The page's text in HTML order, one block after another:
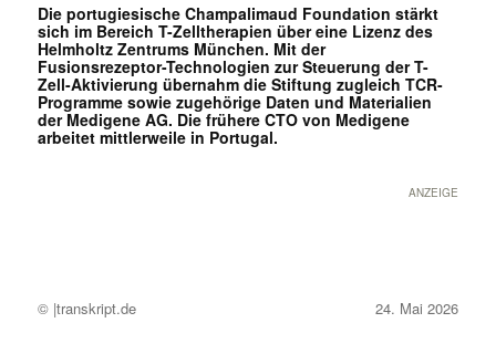
Die portugiesische Champalimaud Foundation stärkt
sich im Bereich T-Zelltherapien über eine Lizenz des
Helmholtz Zentrums München. Mit der
Fusionsrezeptor-Technologien zur Steuerung der T-
Zell-Aktivierung übernahm die Stiftung zugleich TCR-
Programme sowie zugehörige Daten und Materialien
der Medigene AG. Die frühere CTO von Medigene
arbeitet mittlerweile in Portugal.
ANZEIGE
© |transkript.de 24. Mai 2026